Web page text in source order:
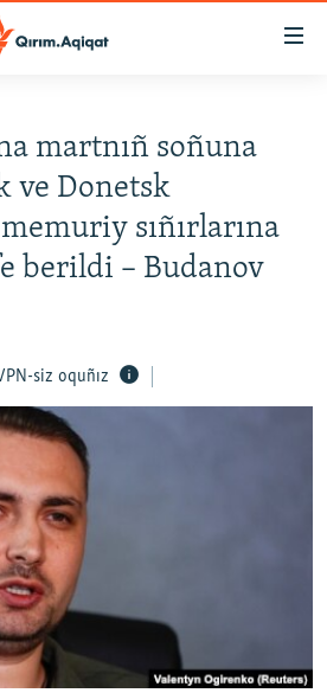
martnıñ soñuna
ve Donetsk
sıñırlarına
berildi – Budanov
siz oquñız